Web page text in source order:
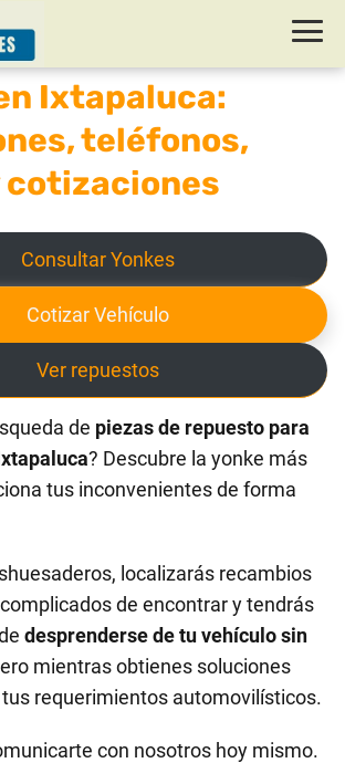
Ixtapaluca:
teléfonos,
cotizaciones
Consultar Yonkes
Cotizar Vehículo
Ver repuestos
de piezas de repuesto para
? Descubre la yonke más
tus inconvenientes de forma
localizarás recambios
de encontrar y tendrás
desprenderse de tu vehículo sin
mientras obtienes soluciones
requerimientos automovilísticos.
con nosotros hoy mismo.